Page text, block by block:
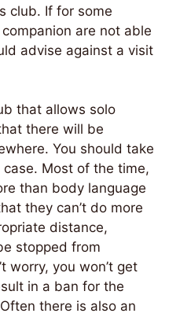
club. If for some
are not able
advise against a visit
that allows solo
there will be
You should take
Most of the time,
than body language
they can’t do more
distance,
stopped from
worry, you won’t get
in a ban for the
there is also an